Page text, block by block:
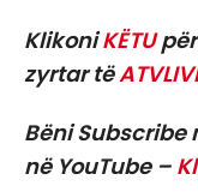
KlikoniKËTUpër
zyrtar të
Bëni
në YouTube –